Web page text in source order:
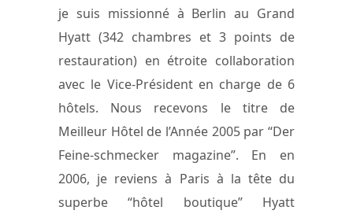
je suis missionné à Berlin au Grand
Hyatt (342 chambres et 3 points de
restauration) en étroite collaboration
avec le Vice-Président en charge de 6
hôtels. Nous recevons le titre de
Meilleur Hôtel de l’Année 2005 par “Der
Feine-schmecker magazine”. En en
2006, je reviens à Paris à la tête du
superbe “hôtel boutique” Hyatt